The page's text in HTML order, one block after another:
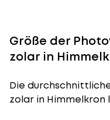
Größe der
zolar in
Die
zolar in Himmelkron